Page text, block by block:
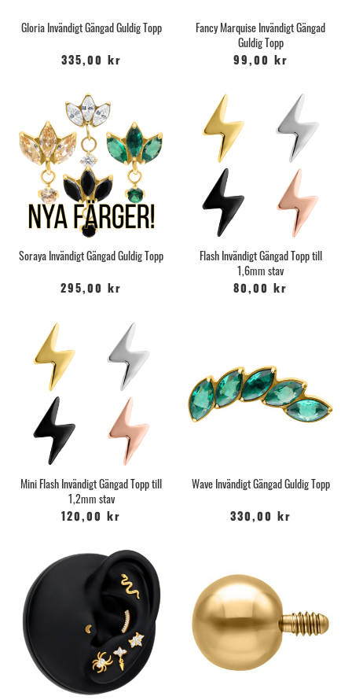
Gloria Invändigt Gängad Guldig Topp
335,00 kr
Fancy Marquise Invändigt Gängad
Guldig Topp
99,00 kr
Soraya Invändigt Gängad Guldig Topp
295,00 kr
Flash Invändigt Gängad Topp till
1,6mm stav
80,00 kr
Mini Flash Invändigt Gängad Topp till
1,2mm stav
120,00 kr
Wave Invändigt Gängad Guldig Topp
330,00 kr